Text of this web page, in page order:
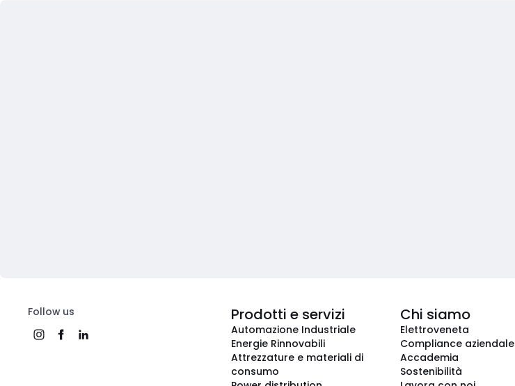
Follow us Prodotti e servizi
Automazione Industriale
Energie Rinnovabili
Attrezzature e materiali di
consumo
Chi siamo
Elettroveneta
Compliance aziendale
Accademia
Sostenibilità